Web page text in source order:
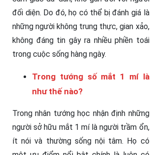
đối diện. Do đó, họ có thể bị đánh giá là
những người không trung thực, gian xảo,
không đáng tin gây ra nhiều phiền toái
trong cuộc sống hàng ngày.
Trong tướng số mắt 1 mí là
như thế nào?
Trong nhân tướng học nhận định những
người sở hữu mắt 1 mí là người trầm ổn,
ít nói và thường sống nội tâm. Họ có